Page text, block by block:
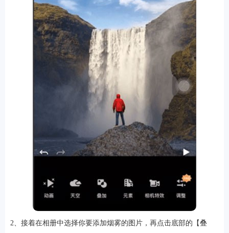
2、接着在相册中选择你要添加烟雾的图片，再点击底部的【叠